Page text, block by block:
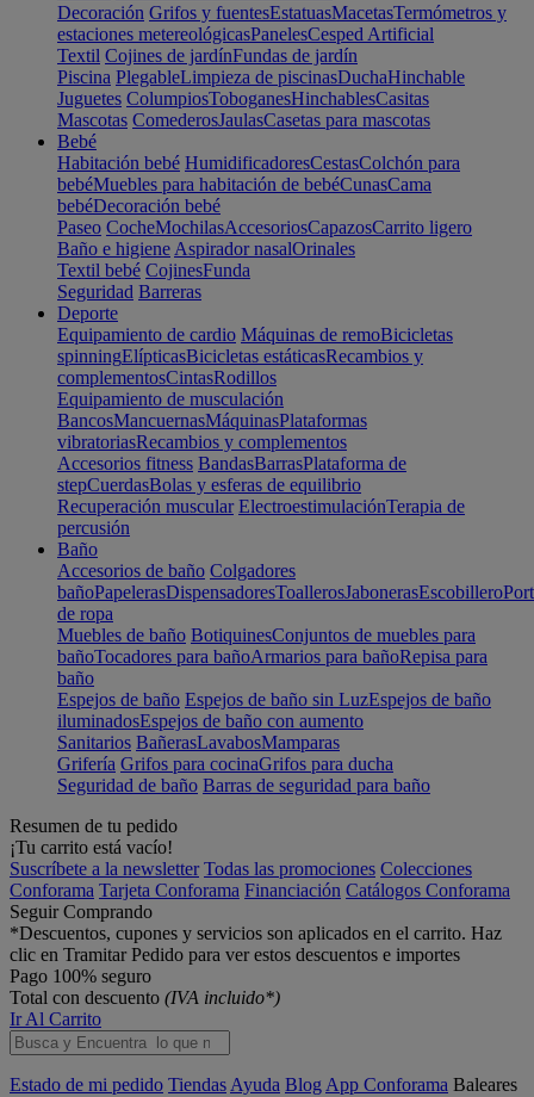
Decoración Grifos y fuentesEstatuasMacetasTermómetros y
estaciones metereológicasPanelesCesped Artificial
Textil Cojines de jardínFundas de jardín
Piscina PlegableLimpieza de piscinasDuchaHinchable
Juguetes ColumpiosToboganesHinchablesCasitas
Mascotas ComederosJaulasCasetas para mascotas
Bebé
Habitación bebé HumidificadoresCestasColchón para
bebéMuebles para habitación de bebéCunasCama
bebéDecoración bebé
Paseo CocheMochilasAccesoriosCapazosCarrito ligero
Baño e higiene Aspirador nasalOrinales
Textil bebé CojinesFunda
Seguridad Barreras
Deporte
Equipamiento de cardio Máquinas de remoBicicletas
spinningElípticasBicicletas estáticasRecambios y
complementosCintasRodillos
Equipamiento de musculación
BancosMancuernasMáquinasPlataformas
vibratoriasRecambios y complementos
Accesorios fitness BandasBarrasPlataforma de
stepCuerdasBolas y esferas de equilibrio
Recuperación muscular ElectroestimulaciónTerapia de
percusión
Baño
Accesorios de baño Colgadores
bañoPapelerasDispensadoresToallerosJabonerasEscobillero
de ropa
Muebles de baño BotiquinesConjuntos de muebles para
bañoTocadores para bañoArmarios para bañoRepisa para
baño
Espejos de baño Espejos de baño sin LuzEspejos de baño
iluminadosEspejos de baño con aumento
Sanitarios BañerasLavabosMamparas
Grifería Grifos para cocinaGrifos para ducha
Seguridad de baño Barras de seguridad para baño
Resumen de tu pedido
¡Tu carrito está vacío!
Suscríbete a la newsletter Todas las promociones Colecciones
Conforama Tarjeta Conforama Financiación Catálogos Conforama
Seguir Comprando
*Descuentos, cupones y servicios son aplicados en el carrito. Haz
clic en Tramitar Pedido para ver estos descuentos e importes
Pago 100% seguro
Total con descuento (IVA incluido*)
Ir Al Carrito
Estado de mi pedido Tiendas Ayuda Blog App Conforama Baleares